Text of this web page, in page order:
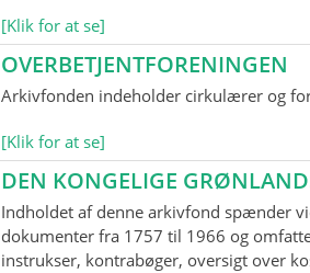
[Klik for at se]
OVERBETJENTFORENINGEN
Arkivfonden indeholder cirkulærer og
[Klik for at se]
DEN KONGELIGE
Indholdet af denne arkivfond spænder
dokumenter fra 1757 til 1966 og
instrukser, kontrabøger, oversigt over